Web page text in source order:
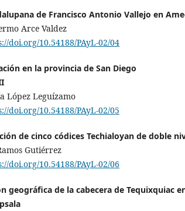
de Francisco Antonio Vallejo en
Arce Valdez
doi.org/10.54188/PAyL-02/04
en la provincia de San Diego
López Leguízamo
doi.org/10.54188/PAyL-02/05
de cinco códices Techialoyan de doble
Gutiérrez
doi.org/10.54188/PAyL-02/06
geográfica de la cabecera de Tequixquiac